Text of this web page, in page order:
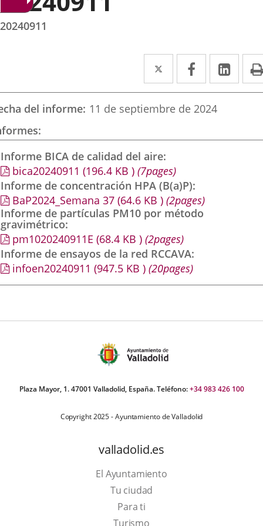
20240911
Twitter
Enlace
a
una
externa.
Facebook
Enlace
a
una
externa.
a
del informe 11 de septiembre de 2024
Informe BICA de calidad del aire
bica20240911 (196.4 KB ) (7pages)
Informe de concentración HPA (B(a)P)
BaP2024_Semana 37 (64.6 KB ) (2pages)
Informe de partículas PM10 por método
gravimétrico
pm1020240911E (68.4 KB ) (2pages)
Informe de ensayos de la red RCCAVA
infoen20240911 (947.5 KB ) (20pages)
Plaza Mayor, 1. 47001 Valladolid, España. Teléfono:+34 983 426 100
Copyright 2025 - Ayuntamiento de Valladolid
valladolid.es
El Ayuntamiento
Tu ciudad
Para ti
TurismoEste